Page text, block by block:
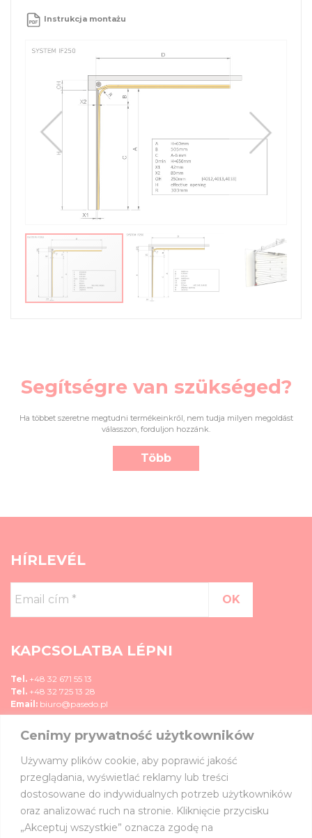
Cenimy prywatność użytkowników
Używamy plików cookie, aby poprawić jakość
przeglądania, wyświetlać reklamy lub treści
dostosowane do indywidualnych potrzeb użytkowników
oraz analizować ruch na stronie. Kliknięcie przycisku
„Akceptuj wszystkie” oznacza zgodę na
Instrukcja montażu
Segítségre van szükséged?
Ha többet szeretne megtudni termékeinkről, nem tudja milyen megoldást
válasszon, forduljon hozzánk.
Több
HÍRLEVÉL
cím
*
KAPCSOLATBA LÉPNI
Tel. +48 32 671 55 13
Tel. +48 32 725 13 28
Email: biuro@pasedo.pl
ul. Przemysłowa 11
MÉDIA
CSATLAKOZZ HOZZÁNK: